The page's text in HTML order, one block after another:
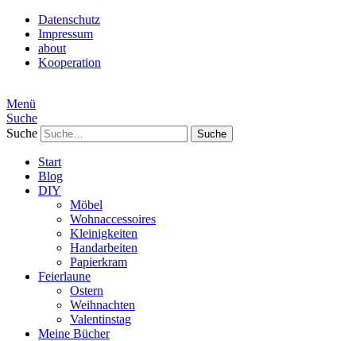
Datenschutz
Impressum
about
Kooperation
Menü
Suche
Suche
Start
Blog
DIY
Möbel
Wohnaccessoires
Kleinigkeiten
Handarbeiten
Papierkram
Feierlaune
Ostern
Weihnachten
Valentinstag
Meine Bücher